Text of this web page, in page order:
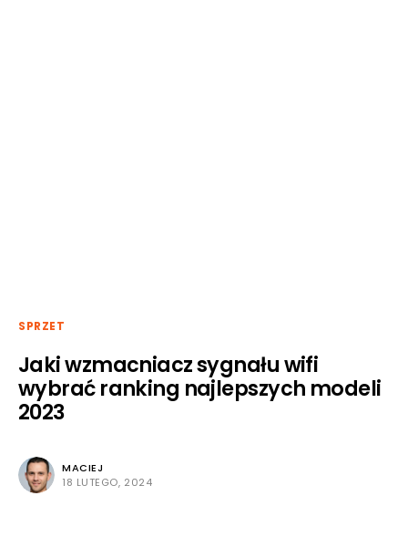
SPRZET
Jaki wzmacniacz sygnału wifi
wybrać ranking najlepszych modeli
2023
MACIEJ
18 LUTEGO, 2024